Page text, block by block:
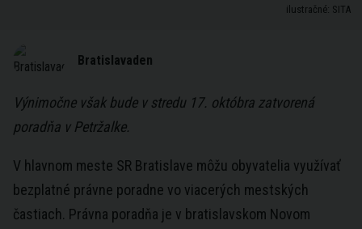
ilustračné: SITA
Bratislavaden
Výnimočne však bude v stredu 17. októbra zatvorená
poradňa v Petržalke.
V hlavnom meste SR Bratislave môžu obyvatelia využívať
bezplatné právne poradne vo viacerých mestských
častiach. Právna poradňa je v bratislavskom Novom